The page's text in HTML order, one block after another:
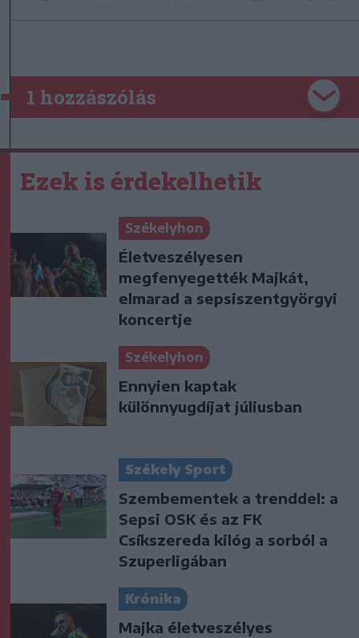
1 hozzászólás
Ezek is érdekelhetik
Székelyhon
Életveszélyesen
megfenyegették Majkát,
elmarad a sepsiszentgyörgyi
koncertje
Székelyhon
Ennyien kaptak
különnyugdíjat júliusban
Székely Sport
Szembementek a trenddel: a
Sepsi OSK és az FK
Csíkszereda kilóg a sorból a
Szuperligában
Krónika
Majka életveszélyes